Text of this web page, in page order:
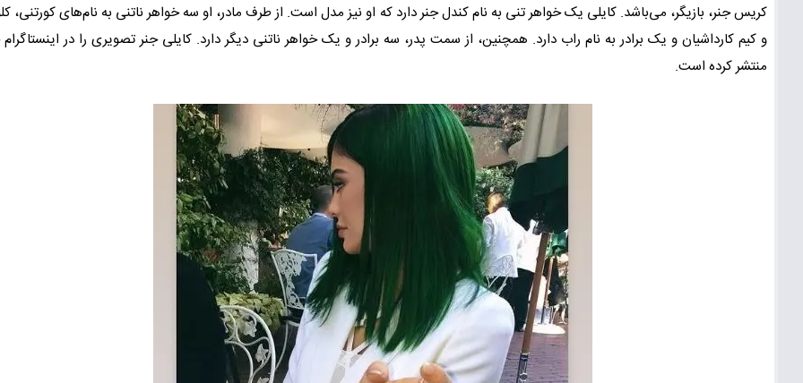
کریس جنر، بازیگر، می‌باشد. کایلی یک خواهر تنی به نام کندل جنر دارد که او نیز مدل است. از طرف مادر، او سه خواهر ناتنی به نام‌های کورتنی،
و کیم کارداشیان و یک برادر به نام راب دارد. همچنین، از سمت پدر، سه برادر و یک خواهر ناتنی دیگر دارد. کایلی جنر تصویری را در
منتشر کرده است.